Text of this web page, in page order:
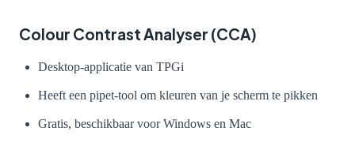
Colour Contrast Analyser (CCA)
Desktop-applicatie van TPGi
Heeft een pipet-tool om kleuren van je scherm te pikken
Gratis, beschikbaar voor Windows en Mac